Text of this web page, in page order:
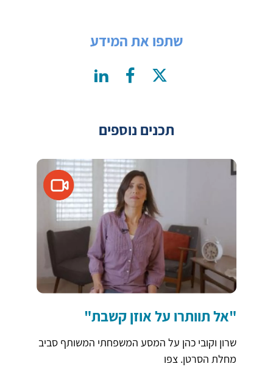
שתפו את המידע
תכנים נוספים
"אל תוותרו על אוזן קשבת"
שרון וקובי כהן על המסע המשפחתי המשותף סביב
מחלת הסרטן. צפו